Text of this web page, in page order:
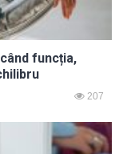
funcția,
207